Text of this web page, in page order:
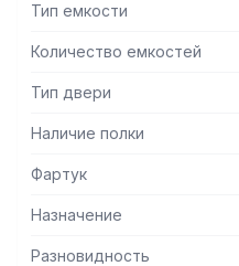
Тип емкости
Количество емкостей
Тип двери
Наличие полки
Фартук
Назначение
Разновидность